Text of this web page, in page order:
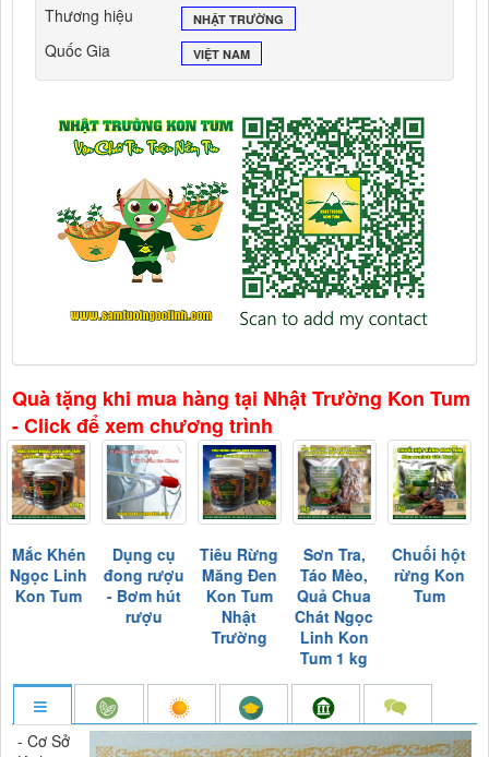
Thương hiệu NHẬT TRƯỜNG
Quốc Gia VIỆT NAM
Quà tặng khi mua hàng tại Nhật Trường Kon Tum
- Click để xem chương trình
Mắc Khén
Ngọc Linh
Kon Tum
Dụng cụ
đong rượu
- Bơm hút
rượu
Tiêu Rừng
Măng Đen
Kon Tum
Nhật
Trường
Sơn Tra,
Táo Mèo,
Quả Chua
Chát Ngọc
Linh Kon
Tum 1 kg
Chuối hột
rừng Kon
Tum
- Cơ Sở